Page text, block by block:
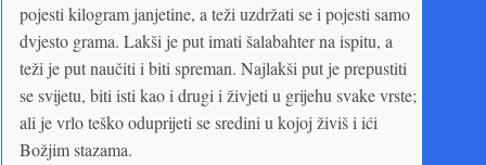
pojesti kilogram janjetine, a teži uzdržati se i pojesti samo
dvjesto grama. Lakši je put imati šalabahter na ispitu, a
teži je put naučiti i biti spreman. Najlakši put je prepustiti
se svijetu, biti isti kao i drugi i živjeti u grijehu svake vrste;
ali je vrlo teško oduprijeti se sredini u kojoj živiš i ići
Božjim stazama.